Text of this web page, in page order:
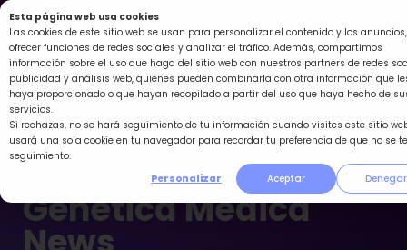
Esta página web usa cookies
Las cookies de este sitio web se usan para personalizar el contenido y los anuncios,
ofrecer funciones de redes sociales y analizar el tráfico. Además, compartimos
información sobre el uso que haga del sitio web con nuestros partners de redes
publicidad y análisis web, quienes pueden combinarla con otra información que
haya proporcionado o que hayan recopilado a partir del uso que haya hecho de
servicios.
Si rechazas, no se hará seguimiento de tu información cuando visites este sitio
usará una sola cookie en tu navegador para recordar tu preferencia de que no se
seguimiento.
Personalizar
Aceptar Denegar
Ir
al
contenido
Genética Médica